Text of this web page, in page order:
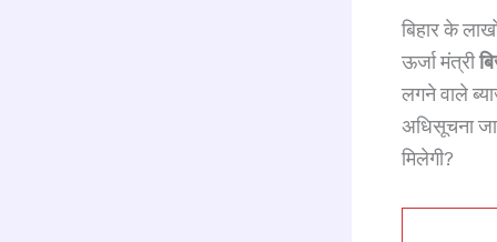
c
e
b
o
k
बिहार के
ऊर्जा मंत्री
लगने वाले
अधिसूचना
मिलेगी?